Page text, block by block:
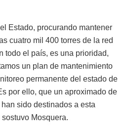
Estado, procurando mantener
cuatro mil 400 torres de la red
todo el país, es una prioridad,
un plan de mantenimiento
permanente del estado de
por ello, que un aproximado de
sido destinados a esta
Mosquera.